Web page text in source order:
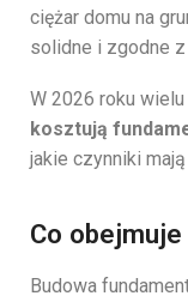
ciężar domu na
solidne i zgodne z
W 2026 roku wielu
kosztują
jakie czynniki mają
Co
Budowa